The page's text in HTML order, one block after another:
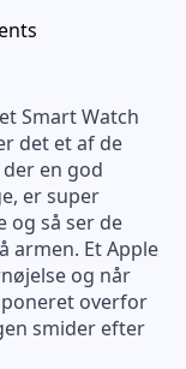
Smart Watch
det et af de
en god
er super
og så ser de
armen. Et Apple
og når
overfor
smider efter